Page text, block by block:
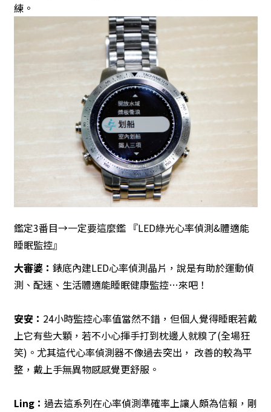
練。
鑑定3番目→一定要這麼鑑 『LED綠光心率偵測&體適能
睡眠監控』
大審婆： 錶底內建LED心率偵測晶片，說是有助於運動偵
測、配速、生活體適能睡眠健康監控…來吧！
安安： 24小時監控心率值當然不錯，但個人覺得睡眠若戴
上它有些大顆，若不小心揮手打到枕邊人就糗了(全場狂
笑)。尤其這代心率偵測器不像過去突出， 改善的較為平
整，戴上手無異物感感覺更舒服。
Ling： 過去這系列在心率偵測準確率上讓人頗為信賴，剛